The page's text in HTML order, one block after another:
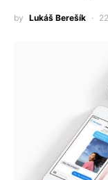
by Lukáš Berešík